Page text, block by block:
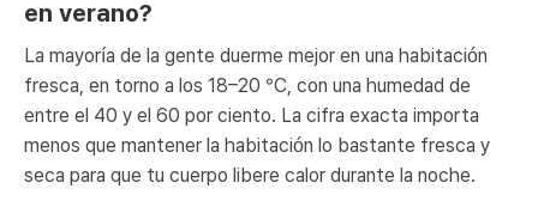
en verano?
La mayoría de la gente duerme mejor en una habitación
fresca, en torno a los 18–20 °C, con una humedad de
entre el 40 y el 60 por ciento. La cifra exacta importa
menos que mantener la habitación lo bastante fresca y
seca para que tu cuerpo libere calor durante la noche.